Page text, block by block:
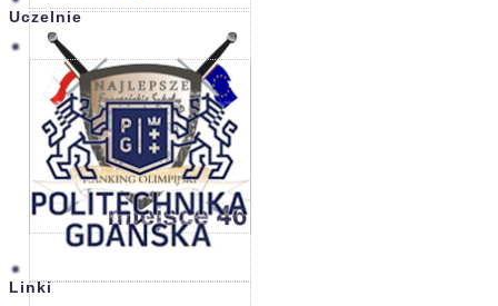
Uczelnie
Linki